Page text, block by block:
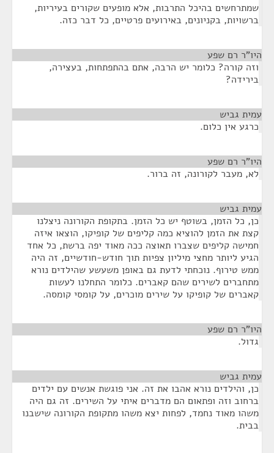
שמתרחשים בהיכל התרבות, אלא מופעים שקורים בעיריות,
ברשויות, בקניונים, באירועים פרטיים, כל דבר כזה.
היו"ר רם שפע
וזה קורה? כלומר יש הרבה, אתם בהתפתחות, בעצירה,
בירידה?
עמית גביש
כרגע אין כלום.
היו"ר רם שפע
לא, מעבר לקורונה, זה ברור.
עמית גביש
כן, כל הזמן, בשוטף יש כל הזמן. בתקופת הקורונה ניצלנו
קצת את הזמן להוציא כמה קליפים של קופיקו, הוצאו איזה
חמישה קליפים שצברו תאוצה ככה מאוד יפה ברשת, כל אחד
הגיע ליותר מחצי מיליון צפיות תוך חודש-חודשיים, זה היה
ממש טירוף. נוכחתי לדעת גם באופן משעשע שהילדים נורא
מתחברים לשירים שהם קאברים. כלומר התחלנו לעשות
קאברים של קופיקו על שירים מוכרים, על קומסי קומסה.
היו"ר רם שפע
גדול.
עמית גביש
כן, והילדים נורא אהבו את זה. אני פוגשת אנשים עם ילדים
ברחוב וזה ופתאום הם מדברים איתי על השירים. זה גם היה
משהו מאוד נחמד, לפחות יצא משהו מתקופת הקורונה שישבנו
בבית.